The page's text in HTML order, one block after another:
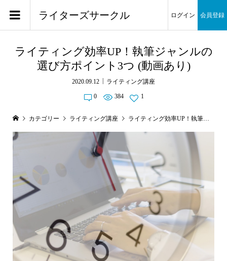
ライターズサークル ログイン 会員登録
ライティング効率UP！執筆ジャンルの
選び方ポイント3つ (動画あり)
2020.09.12 ライティング講座
0 384 1
カテゴリー ライティング講座 ライティング効率UP！執筆ジャンルの選び方ポイント3つ (動画あり)